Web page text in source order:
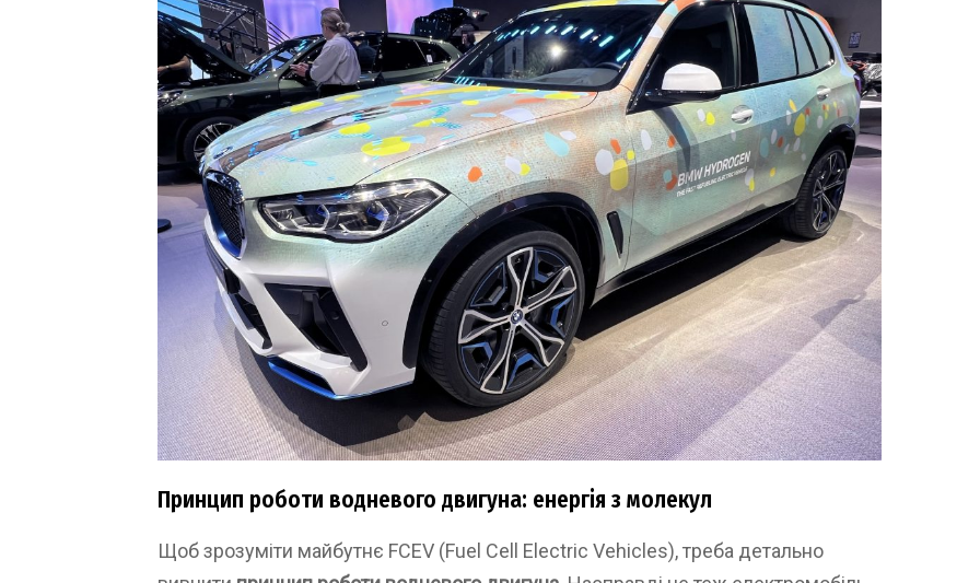
Принцип роботи водневого двигуна: енергія з молекул
Щоб зрозуміти майбутнє FCEV (Fuel Cell Electric Vehicles), треба детально